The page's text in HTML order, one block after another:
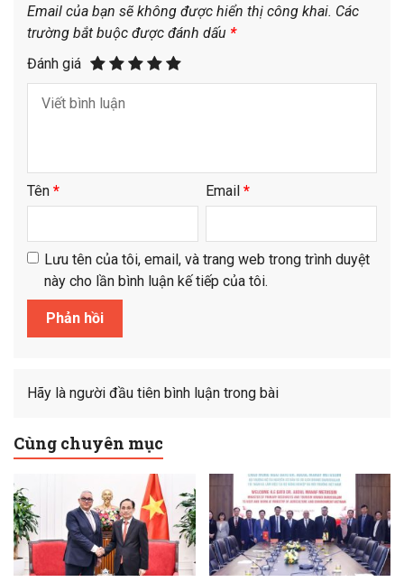
Email của bạn sẽ không được hiển thị công khai. Các
trường bắt buộc được đánh dấu *
Đánh giá
Tên * Email *
Lưu tên của tôi, email, và trang web trong trình duyệt
này cho lần bình luận kế tiếp của tôi.
Hãy là người đầu tiên bình luận trong bài
Cùng chuyên mục